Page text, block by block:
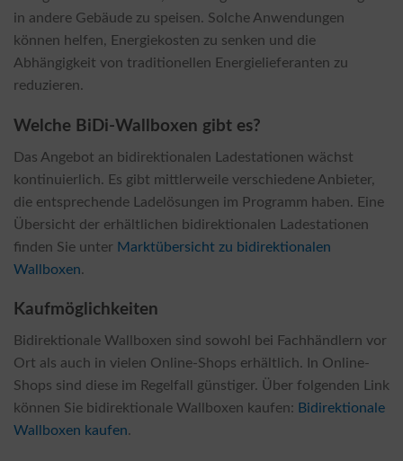
in andere Gebäude zu speisen. Solche Anwendungen
können helfen, Energiekosten zu senken und die
Abhängigkeit von traditionellen Energielieferanten zu
reduzieren.
Welche BiDi-Wallboxen gibt es?
Das Angebot an bidirektionalen Ladestationen wächst
kontinuierlich. Es gibt mittlerweile verschiedene Anbieter,
die entsprechende Ladelösungen im Programm haben. Eine
Übersicht der erhältlichen bidirektionalen Ladestationen
finden Sie unter Marktübersicht zu bidirektionalen
Wallboxen.
Kaufmöglichkeiten
Bidirektionale Wallboxen sind sowohl bei Fachhändlern vor
Ort als auch in vielen Online-Shops erhältlich. In Online-
Shops sind diese im Regelfall günstiger. Über folgenden Link
können Sie bidirektionale Wallboxen kaufen: Bidirektionale
Wallboxen kaufen.